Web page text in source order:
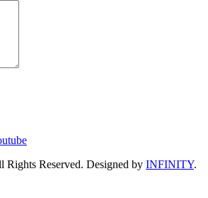
Reserved. Designed by INFINITY.